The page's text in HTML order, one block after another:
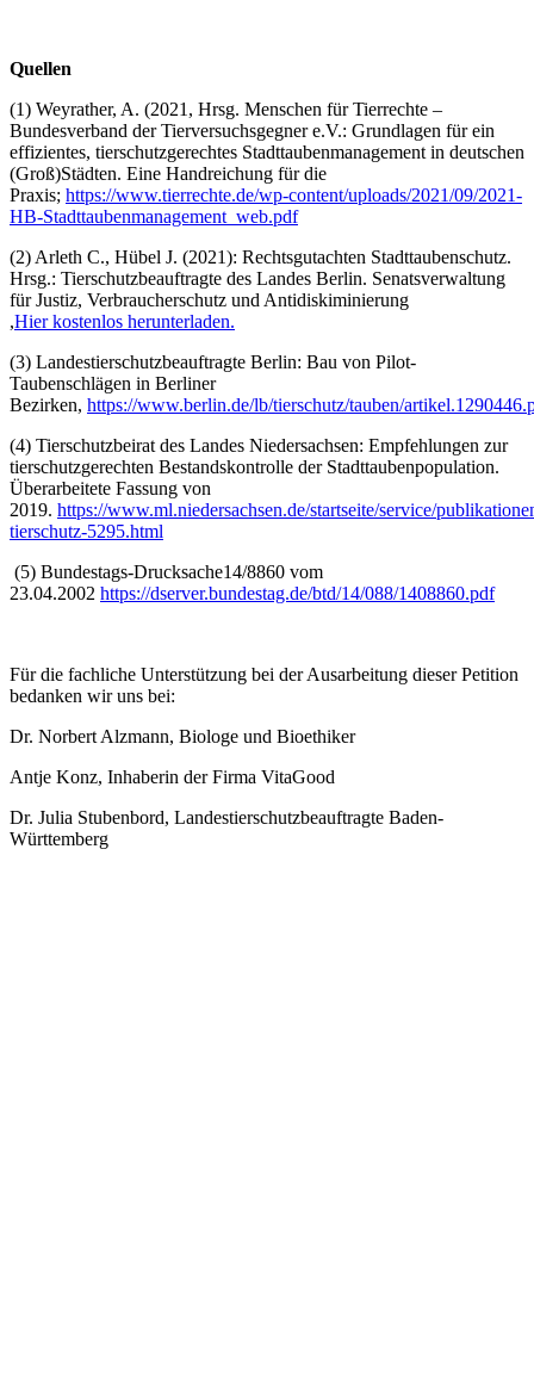
Quellen
(1) Weyrather, A. (2021, Hrsg. Menschen für Tierrechte –
Bundesverband der Tierversuchsgegner e.V.: Grundlagen für ein
effizientes, tierschutzgerechtes Stadttaubenmanagement in deutschen
(Groß)Städten. Eine Handreichung für die
Praxis; https://www.tierrechte.de/wp-content/uploads/2021/09/2021-
HB-Stadttaubenmanagement_web.pdf
(2) Arleth C., Hübel J. (2021): Rechtsgutachten Stadttaubenschutz.
Hrsg.: Tierschutzbeauftragte des Landes Berlin. Senatsverwaltung
für Justiz, Verbraucherschutz und Antidiskiminierung
,Hier kostenlos herunterladen.
(3) Landestierschutzbeauftragte Berlin: Bau von Pilot-
Taubenschlägen in Berliner
Bezirken, https://www.berlin.de/lb/tierschutz/tauben/
(4) Tierschutzbeirat des Landes Niedersachsen: Empfehlungen zur
tierschutzgerechten Bestandskontrolle der Stadttaubenpopulation.
Überarbeitete Fassung von
2019. https://www.ml.niedersachsen.de/startseite/service/
tierschutz-5295.html
(5) Bundestags-Drucksache14/8860 vom
23.04.2002 https://dserver.bundestag.de/btd/14/088/1408860.pdf
Für die fachliche Unterstützung bei der Ausarbeitung dieser Petition
bedanken wir uns bei:
Dr. Norbert Alzmann, Biologe und Bioethiker
Antje Konz, Inhaberin der Firma VitaGood
Dr. Julia Stubenbord, Landestierschutzbeauftragte Baden-
Württemberg